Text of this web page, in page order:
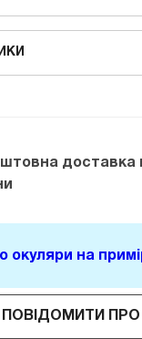
ПОВІДОМИТИ ПРО
доставка
окуляри на